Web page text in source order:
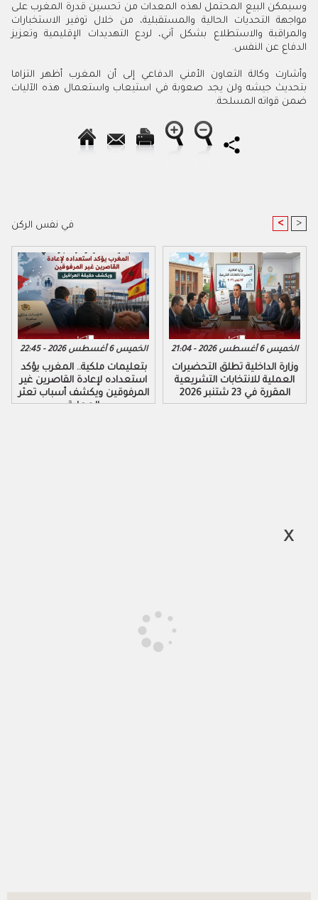
وسيمكن البيع المحتمل لهذه المعدات من تحسين قدرة المغرب على
مواجهة التحديات الحالية والمستقبلية، من خلال توفير الاستخبارات
والمراقبة والاستطلاع بشكل آني، لردع التهديدات الإقليمية وتعزيز
الدفاع عن النفس.
وأشارت وكالة التعاون الأمني الدفاعي إلى أن المغرب أظهر التزاما
بتحديث جيشه ولن يجد صعوبة في استيعاب واستعمال هذه الآليات
ضمن قواته المسلحة.
في نفس الركن < >
الخميس 6 أغسطس 2026 - 22:45
بتعليمات ملكية.. المغرب يؤكد
استعداده لإعادة القاصرين غير
المرفوقين ويكشف أسباب تعثر
العملية
الخميس 6 أغسطس 2026 - 21:04
وزارة الداخلية تطلق التحضيرات
العملية للانتخابات التشريعية
المقررة في 23 شتنبر 2026